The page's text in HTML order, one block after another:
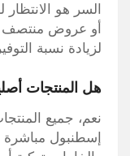
السر هو
أو عروض منتصف
لزيادة نسبة
هل المنتجات
نعم، جميع
إسطنبول مباشرة